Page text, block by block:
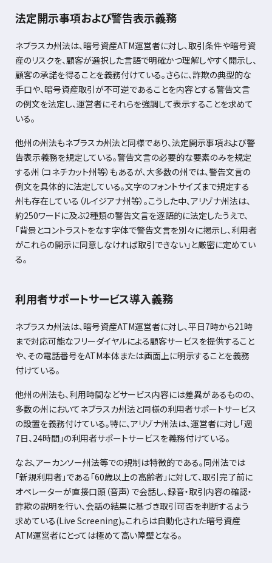
法定開示事項および警告表示義務
ネブラスカ州法は、暗号資産ATM運営者に対し、取引条件や暗号資
産のリスクを、顧客が選択した言語で明確かつ理解しやすく開示し、
顧客の承諾を得ることを義務付けている。さらに、詐欺の典型的な
手口や、暗号資産取引が不可逆であることを内容とする警告文言
の例文を法定し、運営者にそれらを強調して表示することを求めて
いる。
他州の州法もネブラスカ州法と同様であり、法定開示事項および警
告表示義務を規定している。警告文言の必要的な要素のみを規定
する州（コネチカット州等）もあるが、大多数の州では、警告文言の
例文を具体的に法定している。文字のフォントサイズまで規定する
州も存在している（ルイジアナ州等）。こうした中、アリゾナ州法は、
約250ワードに及ぶ2種類の警告文言を逐語的に法定したうえで、
「背景とコントラストをなす字体で警告文言を別々に掲示し、利用者
がこれらの開示に同意しなければ取引できない」と厳密に定めてい
る。
利用者サポートサービス導入義務
ネブラスカ州法は、暗号資産ATM運営者に対し、平日7時から21時
まで対応可能なフリーダイヤルによる顧客サービスを提供すること
や、その電話番号をATM本体または画面上に明示することを義務
付けている。
他州の州法も、利用時間などサービス内容には差異があるものの、
多数の州においてネブラスカ州法と同様の利用者サポートサービス
の設置を義務付けている。特に、アリゾナ州法は、運営者に対し「週
7日、 24時間」の利用者サポートサービスを義務付けている。
なお、アーカンソー州法等での規制は特徴的である。同州法では
「新規利用者」である「60歳以上の高齢者」に対して、取引完了前に
オペレーターが直接口頭（音声）で会話し、録音・取引内容の確認・
詐欺の説明を行い、会話の結果に基づき取引可否を判断するよう
求めている(Live Screening)。これらは自動化された暗号資産
ATM運営者にとっては極めて高い障壁となる。